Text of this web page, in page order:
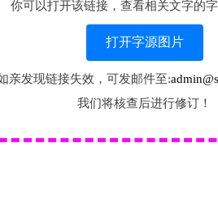
你可以打开该链接，查看相关文字的字
打开字源图片
亲发现链接失效，可发邮件至:
我们将核查后进行修订！